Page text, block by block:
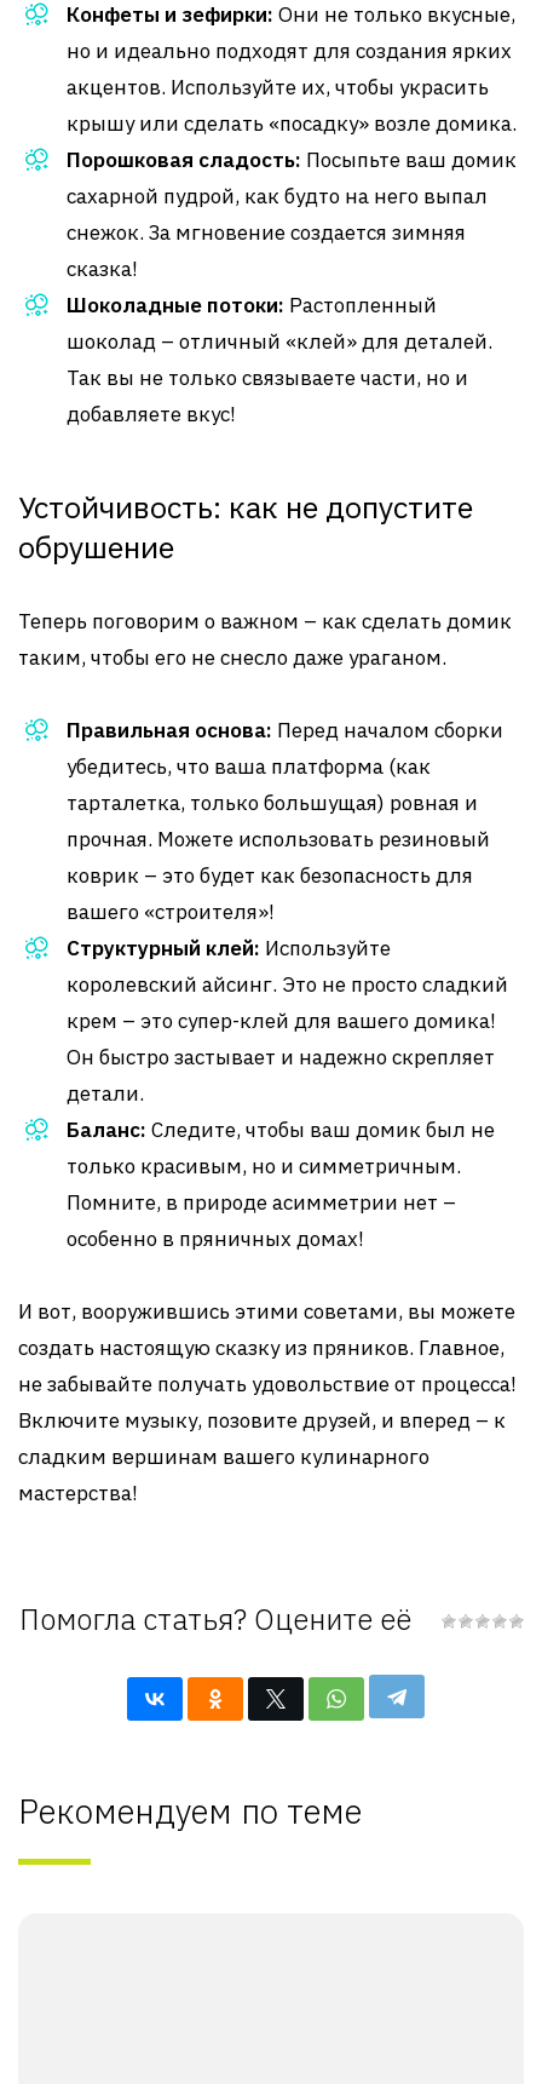
Конфеты и зефирки: Они не только вкусные,
но и идеально подходят для создания ярких
акцентов. Используйте их, чтобы украсить
крышу или сделать «посадку» возле домика.
Порошковая сладость: Посыпьте ваш домик
сахарной пудрой, как будто на него выпал
снежок. За мгновение создается зимняя
сказка!
Шоколадные потоки: Растопленный
шоколад – отличный «клей» для деталей.
Так вы не только связываете части, но и
добавляете вкус!
Устойчивость: как не допустите
обрушение
Теперь поговорим о важном – как сделать домик
таким, чтобы его не снесло даже ураганом.
Правильная основа: Перед началом сборки
убедитесь, что ваша платформа (как
тарталетка, только большущая) ровная и
прочная. Можете использовать резиновый
коврик – это будет как безопасность для
вашего «строителя»!
Структурный клей: Используйте
королевский айсинг. Это не просто сладкий
крем – это супер-клей для вашего домика!
Он быстро застывает и надежно скрепляет
детали.
Баланс: Следите, чтобы ваш домик был не
только красивым, но и симметричным.
Помните, в природе асимметрии нет –
особенно в пряничных домах!
И вот, вооружившись этими советами, вы можете
создать настоящую сказку из пряников. Главное,
не забывайте получать удовольствие от процесса!
Включите музыку, позовите друзей, и вперед – к
сладким вершинам вашего кулинарного
мастерства!
Помогла статья? Оцените её
Рекомендуем по теме